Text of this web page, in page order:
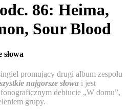
86: Heima,
Sour Blood
promujący drugi album zespołu
najgorsze słowa i jest
debiucie „W domu”,
grupy.